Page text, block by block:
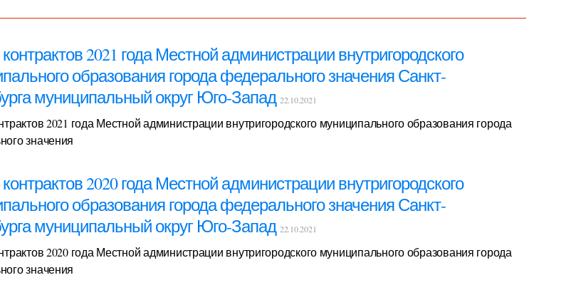
2021 года Местной администрации внутригородского
образования города федерального значения Санкт-
муниципальный округ Юго-Запад 22.10.2021
2021 года Местной администрации внутригородского муниципального образования города
значения
2020 года Местной администрации внутригородского
образования города федерального значения Санкт-
муниципальный округ Юго-Запад 22.10.2021
2020 года Местной администрации внутригородского муниципального образования города
значения